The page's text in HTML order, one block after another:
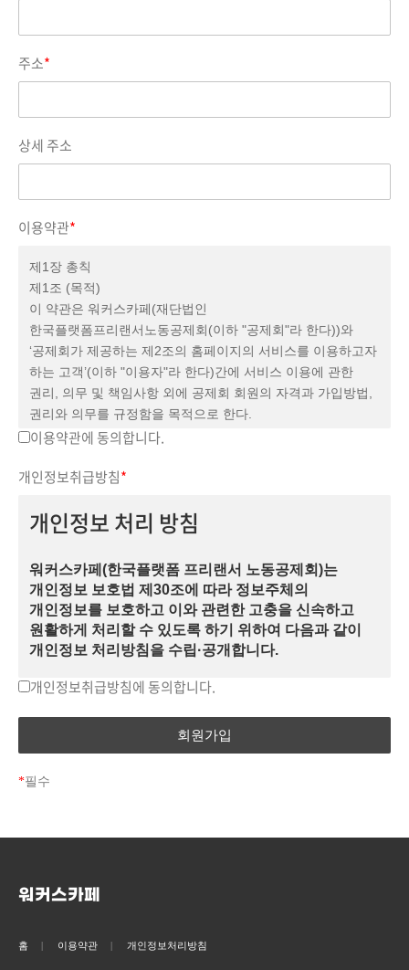
주소*
상세 주소
이용약관*
제1장 총칙
제1조 (목적)
이 약관은 워커스카페(재단법인
한국플랫폼프리랜서노동공제회(이하 "공제회"라 한다))와
‘공제회가 제공하는 제2조의 홈페이지의 서비스를 이용하고자
하는 고객’(이하 "이용자"라 한다)간에 서비스 이용에 관한
권리, 의무 및 책임사항 외에 공제회 회원의 자격과 가입방법,
권리와 의무를 규정함을 목적으로 한다.
제2조 (용어의 정의)
1. (홈페이지) 공제회가 제공하는 정보와 사업 등 서비스를
설정한 가상의 사업장을 말하며, 아울러 홈페이지를 운영하는
2. (이용자) 공제회의 사업에 참여하거나 정보를 제공받기
위해 당 홈페이지를 이용하는 회원 및 비회원이용자를 말한다.
1) (회원) 당 홈페이지에서 '워커스카페' 회원 가입에 필요한
개인정보를 제공하여 회원 등록을 하고, 당 홈페이지에서
회원에게 제공되는 정보 및 서비스를 이용할 수 있다.
홈페이지가 공개 제공하는 정보를 열람하는 자를 말한다.
식별과 이용자가 서비스 이용을 위하여 이용자가 선정하고 당
홈페이지가 부여하는 문자와 숫자의 조합을 말한다. 2)
확인하고 통신상의 자신의 개인정보보호를 위하여 이용자
4. 회원가입 : 본 약관에 동의하여 당 홈페이지가 제공하는
5. 탈퇴(해지) : 회원이 공제회 회원 자격이나 당 홈페이지의
6. 게시물 : 회원이 올린 글, 사진, 그림, 각종 파일과 링크, 각종
이용약관에 동의합니다.
개인정보취급방침*
개인정보 처리 방침
워커스카페(한국플랫폼 프리랜서 노동공제회)는
개인정보 보호법 제30조에 따라 정보주체의
개인정보를 보호하고 이와 관련한 고충을 신속하고
원활하게 처리할 수 있도록 하기 위하여 다음과 같이
개인정보 처리방침을 수립·공개합니다.
[ 제1조 (개인정보의 처리목적) ]
위하여 개인정보를 처리합니다. 처리하고 있는
개인정보는 다음의 목적 이외의 용도로는 이용되지
보호법 제18조에 따라 별도의 동의를 받는 등 필요한
1. 워커스카페(한국플랫폼 프리랜서 노동공제회)
본인 식별·인증, 회원자격 유지·관리, 제한적
부정이용 방지, 만 14세 미만여부 확인, 각종 고지·
개인정보취급방침에 동의합니다.
*필수
워커스카페
홈 이용약관 개인정보처리방침